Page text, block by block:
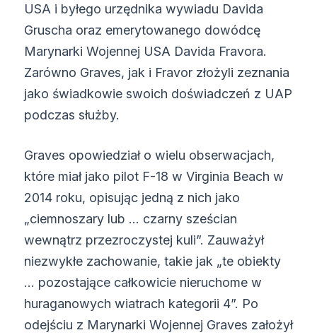
USA i byłego urzędnika wywiadu Davida
Gruscha oraz emerytowanego dowódcę
Marynarki Wojennej USA Davida Fravora.
Zarówno Graves, jak i Fravor złożyli zeznania
jako świadkowie swoich doświadczeń z UAP
podczas służby.
Graves opowiedział o wielu obserwacjach,
które miał jako pilot F-18 w Virginia Beach w
2014 roku, opisując jedną z nich jako
„ciemnoszary lub … czarny sześcian
wewnątrz przezroczystej kuli”. Zauważył
niezwykłe zachowanie, takie jak „te obiekty
… pozostające całkowicie nieruchome w
huraganowych wiatrach kategorii 4”. Po
odejściu z Marynarki Wojennej Graves założył